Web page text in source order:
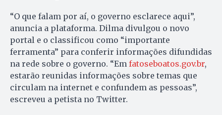
“O que falam por aí, o governo esclarece aqui”,
anuncia a plataforma. Dilma divulgou o novo
portal e o classificou como “importante
ferramenta” para conferir informações difundidas
na rede sobre o governo. “Em fatoseboatos.gov.br,
estarão reunidas informações sobre temas que
circulam na internet e confundem as pessoas”,
escreveu a petista no Twitter.